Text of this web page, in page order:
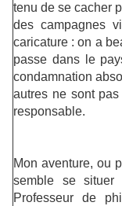
tenu de se cacher
des campagnes
caricature : on a
passe dans le
condamnation
autres ne sont
responsable.
Mon aventure, ou
semble se situer
Professeur de